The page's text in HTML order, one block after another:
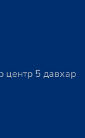
5 давхар